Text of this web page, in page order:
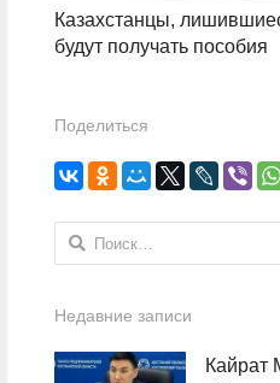
Казахстанцы,
будут получать пособия
Поделиться
Найти:
Недавние записи
Кайрат